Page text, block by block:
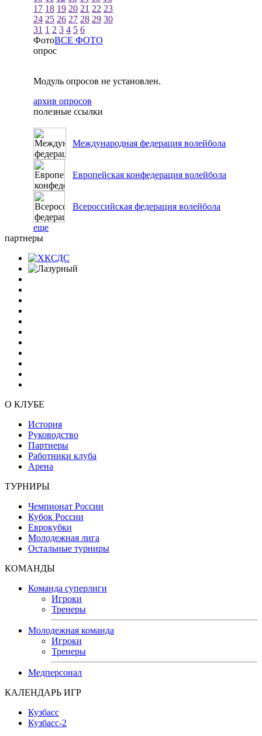
17 18 19 20 21 22 23
24 25 26 27 28 29 30
31 1 2 3 4 5 6
ФотоВСЕ ФОТО
опрос
Модуль опросов не установлен.
архив опросов
полезные ссылки
Международная федерация волейбола
Европейская конфедерация волейбола
Всероссийская федерация волейбола
еще
партнеры
О КЛУБЕ
История
Руководство
Партнеры
Работники клуба
Арена
ТУРНИРЫ
Чемпионат России
Кубок России
Еврокубки
Молодежная лига
Остальные турниры
КОМАНДЫ
Команда суперлиги
Игроки
Тренеры
Молодежная команда
Игроки
Тренеры
Медперсонал
КАЛЕНДАРЬ ИГР
Кузбасс
Кузбасс-2